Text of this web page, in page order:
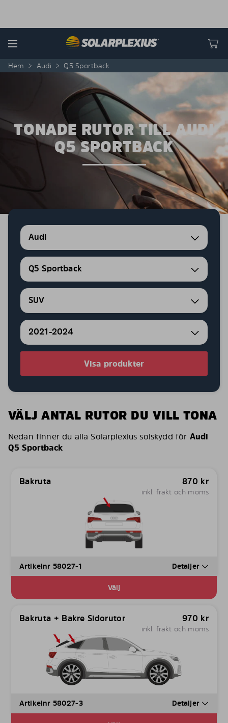
Menu
Hem > Audi > Q5 Sportback
TONADE RUTOR TILL AUDI
Q5 SPORTBACK
Audi
Q5 Sportback
SUV
2021-2024
Visa produkter
VÄLJ ANTAL RUTOR DU VILL TONA
Nedan finner du alla Solarplexius solskydd för Audi
Q5 Sportback
Bakruta 870 kr
inkl. frakt och moms
Artikelnr 58027-1 Detaljer
Välj
Bakruta + Bakre Sidorutor 970 kr
inkl. frakt och moms
Artikelnr 58027-3 Detaljer